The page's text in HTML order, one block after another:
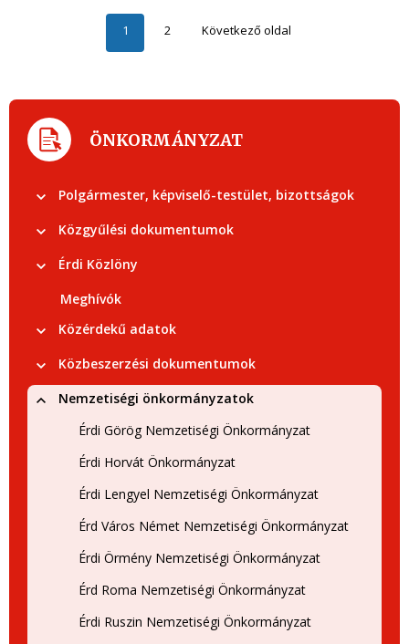
1 2 Következő oldal
ÖNKORMÁNYZAT
Polgármester, képviselő-testület, bizottságok
Közgyűlési dokumentumok
Érdi Közlöny
Meghívók
Közérdekű adatok
Közbeszerzési dokumentumok
Nemzetiségi önkormányzatok
Érdi Görög Nemzetiségi Önkormányzat
Érdi Horvát Önkormányzat
Érdi Lengyel Nemzetiségi Önkormányzat
Érd Város Német Nemzetiségi Önkormányzat
Érdi Örmény Nemzetiségi Önkormányzat
Érd Roma Nemzetiségi Önkormányzat
Érdi Ruszin Nemzetiségi Önkormányzat